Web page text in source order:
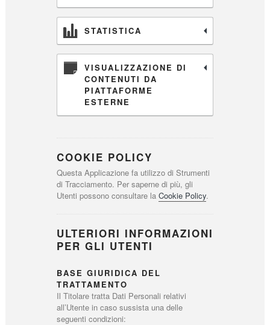
STATISTICA
VISUALIZZAZIONE DI
CONTENUTI DA
PIATTAFORME
ESTERNE
COOKIE POLICY
Questa Applicazione fa utilizzo di Strumenti
di Tracciamento. Per saperne di più, gli
Utenti possono consultare la Cookie Policy.
ULTERIORI INFORMAZIONI
PER GLI UTENTI
BASE GIURIDICA DEL
TRATTAMENTO
Il Titolare tratta Dati Personali relativi
all’Utente in caso sussista una delle
seguenti condizioni: